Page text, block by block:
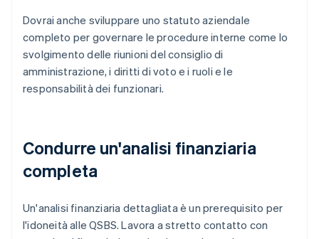
Dovrai anche sviluppare uno statuto aziendale
completo per governare le procedure interne come lo
svolgimento delle riunioni del consiglio di
amministrazione, i diritti di voto e i ruoli e le
responsabilità dei funzionari.
Condurre un'analisi finanziaria
completa
Un'analisi finanziaria dettagliata è un prerequisito per
l'idoneità alle QSBS. Lavora a stretto contatto con